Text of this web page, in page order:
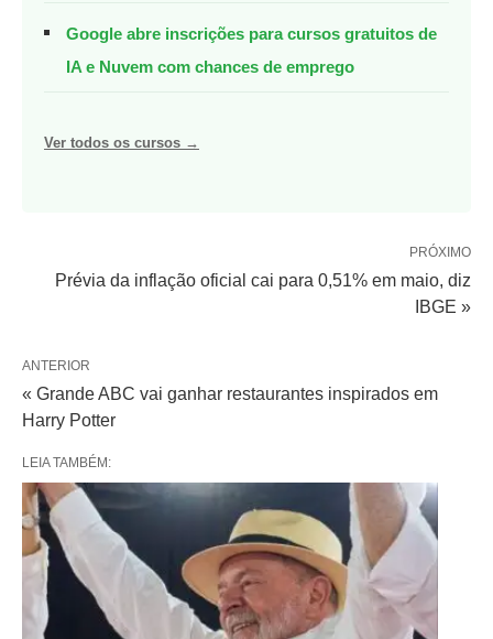
Google abre inscrições para cursos gratuitos de
IA e Nuvem com chances de emprego
Ver todos os cursos →
PRÓXIMO
Prévia da inflação oficial cai para 0,51% em maio, diz
IBGE »
ANTERIOR
« Grande ABC vai ganhar restaurantes inspirados em
Harry Potter
LEIA TAMBÉM: